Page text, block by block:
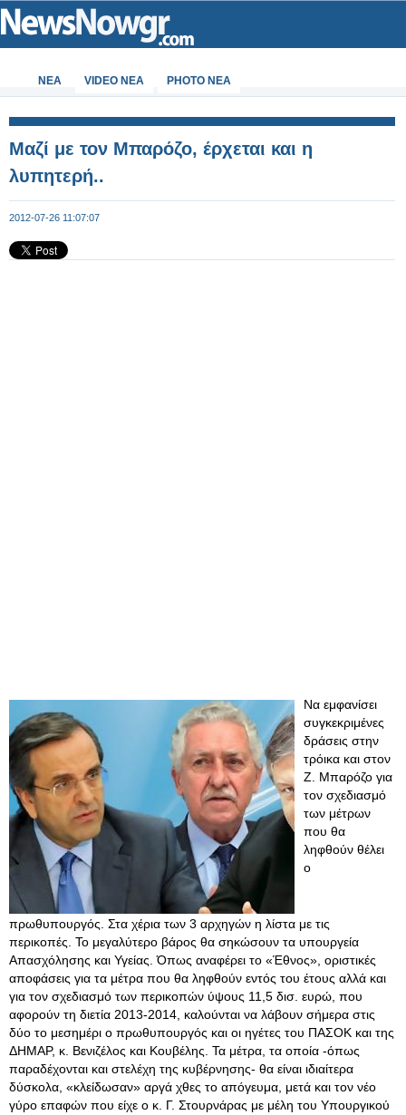
ΝΕΑ VIDEO NEA PHOTO NEA
Μαζί με τον Μπαρόζο, έρχεται και η
λυπητερή..
2012-07-26 11:07:07
Να εμφανίσει
συγκεκριμένες
δράσεις στην
τρόικα και στον
Ζ. Μπαρόζο για
τον σχεδιασμό
των μέτρων
που θα
ληφθούν θέλει
ο
πρωθυπουργός. Στα χέρια των 3 αρχηγών η λίστα με τις
περικοπές. Το μεγαλύτερο βάρος θα σηκώσουν τα υπουργεία
Απασχόλησης και Υγείας. Όπως αναφέρει το «Έθνος», οριστικές
αποφάσεις για τα μέτρα που θα ληφθούν εντός του έτους αλλά και
για τον σχεδιασμό των περικοπών ύψους 11,5 δισ. ευρώ, που
αφορούν τη διετία 2013-2014, καλούνται να λάβουν σήμερα στις
δύο το μεσημέρι ο πρωθυπουργός και οι ηγέτες του ΠΑΣΟΚ και της
ΔΗΜΑΡ, κ. Βενιζέλος και Κουβέλης. Τα μέτρα, τα οποία -όπως
παραδέχονται και στελέχη της κυβέρνησης- θα είναι ιδιαίτερα
δύσκολα, «κλείδωσαν» αργά χθες το απόγευμα, μετά και τον νέο
γύρο επαφών που είχε ο κ. Γ. Στουρνάρας με μέλη του Υπουργικού